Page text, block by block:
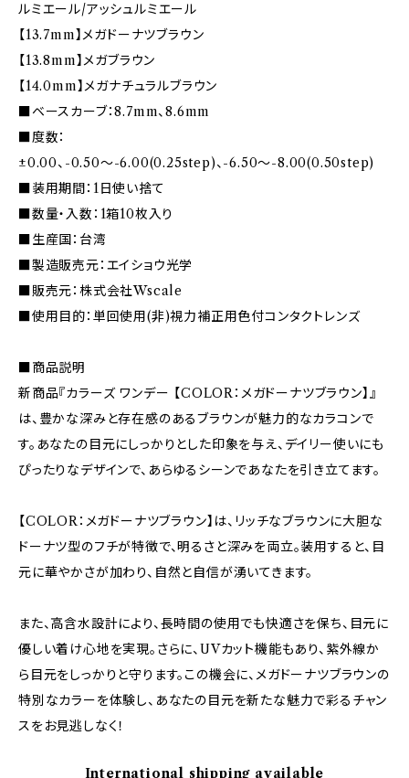
ルミエール/アッシュルミエール
【13.7mm】メガドーナツブラウン
【13.8mm】メガブラウン
【14.0mm】メガナチュラルブラウン
■ベースカーブ：8.7mm、8.6mm
■度数：
±0.00、-0.50〜-6.00(0.25step)、-6.50〜-8.00(0.50step)
■装用期間：1日使い捨て
■数量・入数：1箱10枚入り
■生産国：台湾
■製造販売元：エイショウ光学
■販売元：株式会社Wscale
■使用目的：単回使用(非)視力補正用色付コンタクトレンズ
■商品説明
新商品『カラーズ ワンデー 【COLOR：メガドーナツブラウン】』
は、豊かな深みと存在感のあるブラウンが魅力的なカラコンで
す。あなたの目元にしっかりとした印象を与え、デイリー使いにも
ぴったりなデザインで、あらゆるシーンであなたを引き立てます。
【COLOR：メガドーナツブラウン】は、リッチなブラウンに大胆な
ドーナツ型のフチが特徴で、明るさと深みを両立。装用すると、目
元に華やかさが加わり、自然と自信が湧いてきます。
また、高含水設計により、長時間の使用でも快適さを保ち、目元に
優しい着け心地を実現。さらに、UVカット機能もあり、紫外線か
ら目元をしっかりと守ります。この機会に、メガドーナツブラウンの
特別なカラーを体験し、あなたの目元を新たな魅力で彩るチャン
スをお見逃しなく！
International shipping available